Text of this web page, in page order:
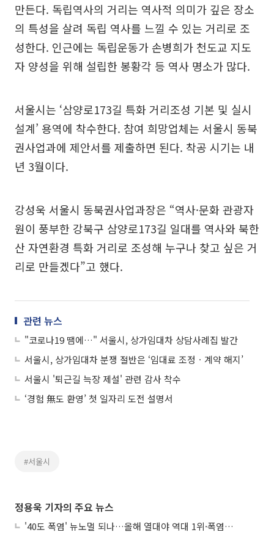
만든다. 독립역사의 거리는 역사적 의미가 깊은 장소
의 특성을 살려 독립 역사를 느낄 수 있는 거리로 조
성한다. 인근에는 독립운동가 손병희가 천도교 지도
자 양성을 위해 설립한 봉황각 등 역사 명소가 많다.
서울시는 ‘삼양로173길 특화 거리조성 기본 및 실시
설계’ 용역에 착수한다. 참여 희망업체는 서울시 동북
권사업과에 제안서를 제출하면 된다. 착공 시기는 내
년 3월이다.
강성욱 서울시 동북권사업과장은 “역사·문화 관광자
원이 풍부한 강북구 삼양로173길 일대를 역사와 북한
산 자연환경 특화 거리로 조성해 누구나 찾고 싶은 거
리로 만들겠다”고 했다.
관련 뉴스
"코로나19 땜에…" 서울시, 상가임대차 상담사례집 발간
서울시, 상가임대차 분쟁 절반은 ‘임대료 조정ㆍ계약 해지’
서울시 '퇴근길 늑장 제설' 관련 감사 착수
‘경험 無도 환영’ 첫 일자리 도전 설명서
#서울시
정용욱 기자의 주요 뉴스
'40도 폭염' 뉴노멀 되나…올해 열대야 역대 1위·폭염일수 평년 3배 넘어